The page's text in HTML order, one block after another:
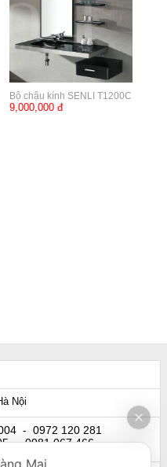
Bộ chậu kính SENLI T1200C
9,000,000 đ
Nội
- 0972 120 281
- 0981 067 466
Mai